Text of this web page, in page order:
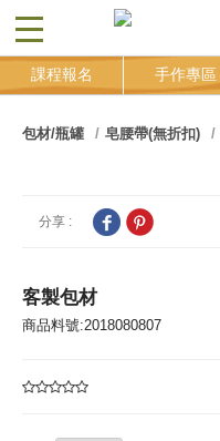
CLOSE
課程報名 手作專區
包材/瓶罐 皂腰帶(無折扣)
分享 :
客製包材
商品料號:2018080807